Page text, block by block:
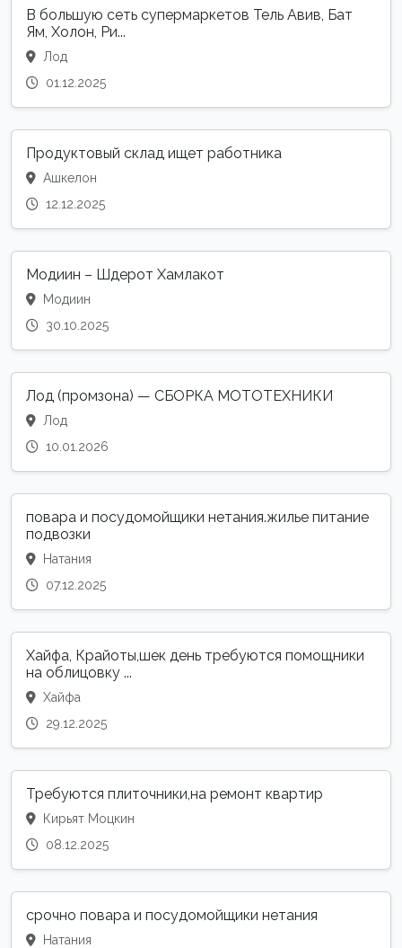
В большую сеть супермаркетов Тель Авив, Бат
Ям, Холон, Ри...
Лод
01.12.2025
Продуктовый склад ищет работника
Ашкелон
12.12.2025
Модиин – Шдерот Хамлакот
Модиин
30.10.2025
Лод (промзона) — СБОРКА МОТОТЕХНИКИ
Лод
10.01.2026
повара и посудомойщики нетания.жилье питание
подвозки
Натания
07.12.2025
Хайфа, Крайоты,шек день требуются помощники
на облицовку ...
Хайфа
29.12.2025
Требуются плиточники,на ремонт квартир
Кирьят Моцкин
08.12.2025
срочно повара и посудомойщики нетания
Натания